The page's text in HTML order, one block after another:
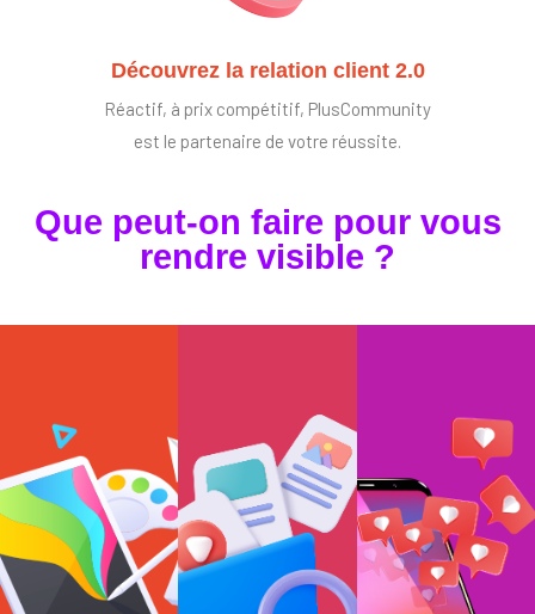
Découvrez la relation client 2.0
Réactif, à prix compétitif, PlusCommunity
est le partenaire de votre réussite.
Que peut-on faire pour vous
rendre visible ?